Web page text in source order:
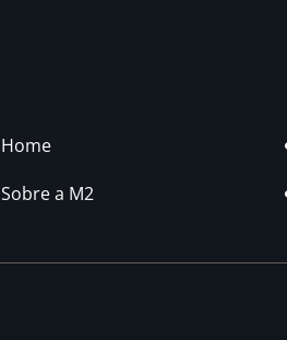
Home
Sobre a M2